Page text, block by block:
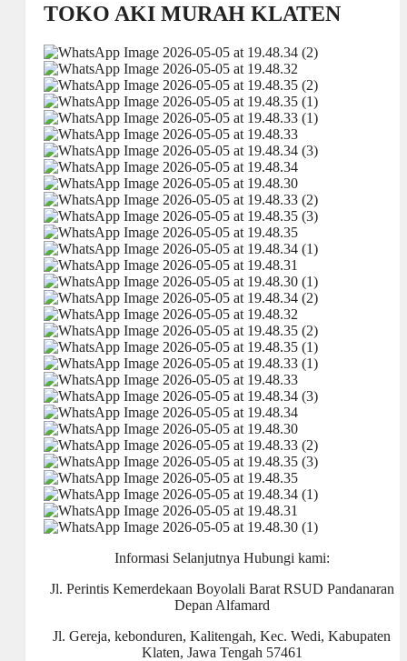
TOKO AKI MURAH KLATEN
Informasi Selanjutnya Hubungi kami:
Jl. Perintis Kemerdekaan Boyolali Barat RSUD Pandanaran
Depan Alfamard
Jl. Gereja, kebonduren, Kalitengah, Kec. Wedi, Kabupaten
Klaten, Jawa Tengah 57461